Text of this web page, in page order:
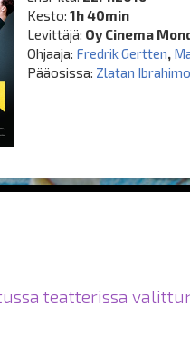
Kesto: 1h 40min
Levittäjä: Oy Cinema
Ohjaaja: Fredrik Gertten,
Pääosissa: Zlatan
teatterissa